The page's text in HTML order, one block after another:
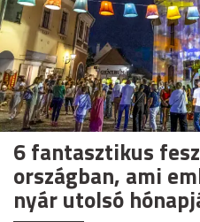
6 fantasztikus
országban, ami
nyár utolsó